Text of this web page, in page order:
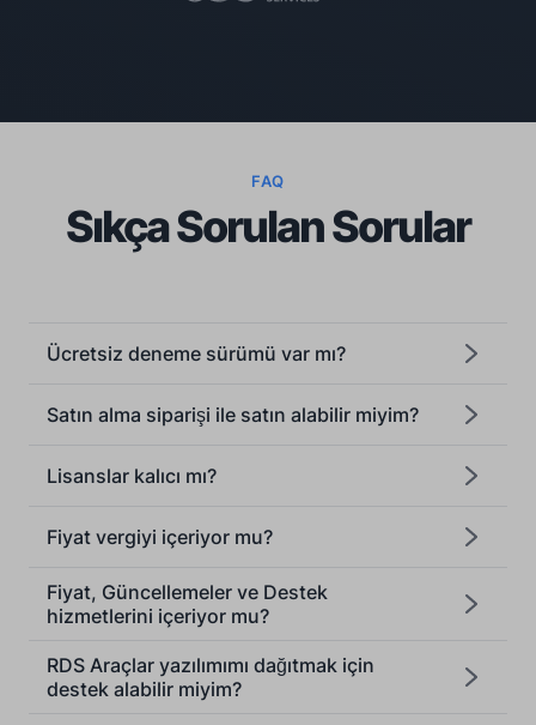
FAQ
Sıkça Sorulan Sorular
Ücretsiz deneme sürümü var mı?
Satın alma siparişi ile satın alabilir miyim?
Lisanslar kalıcı mı?
Fiyat vergiyi içeriyor mu?
Fiyat, Güncellemeler ve Destek
hizmetlerini içeriyor mu?
RDS Araçlar yazılımımı dağıtmak için
destek alabilir miyim?